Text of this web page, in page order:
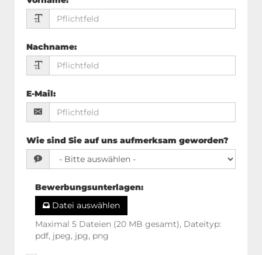
Nachname:
E-Mail:
Wie sind Sie auf uns aufmerksam geworden?
Bewerbungsunterlagen:
Datei auswählen
Maximal 5 Dateien (20 MB gesamt), Dateityp:
pdf, jpeg, jpg, png